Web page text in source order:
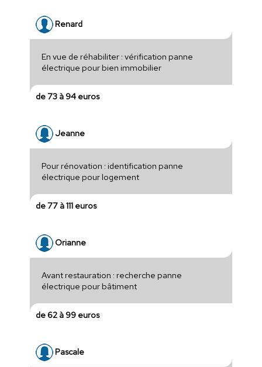
Renard
En vue de réhabiliter : vérification panne
électrique pour bien immobilier
de 73 à 94 euros
Jeanne
Pour rénovation : identification panne
électrique pour logement
de 77 à 111 euros
Orianne
Avant restauration : recherche panne
électrique pour bâtiment
de 62 à 99 euros
Pascale